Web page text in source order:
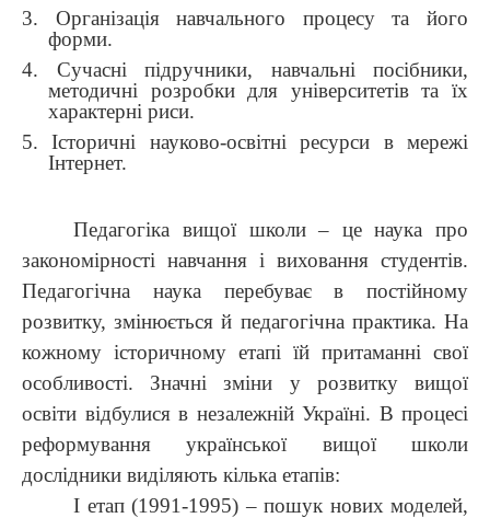
3. Організація навчального процесу та його
форми.
4. Сучасні підручники, навчальні посібники,
методичні розробки для університетів та їх
характерні риси.
5. Історичні науково-освітні ресурси в мережі
Інтернет.
Педагогіка вищої школи – це наука про
закономірності навчання і виховання студентів.
Педагогічна наука перебуває в постійному
розвитку, змінюється й педагогічна практика. На
кожному історичному етапі їй притаманні свої
особливості. Значні зміни у розвитку вищої
освіти відбулися в незалежній Україні. В процесі
реформування української вищої школи
дослідники виділяють кілька етапів:
І етап (1991-1995) – пошук нових моделей,